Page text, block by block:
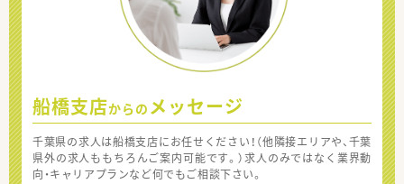
船橋支店からの メッセージ
千葉県の求人は船橋支店にお任せください！（他隣接エリアや、千葉
県外の求人ももちろんご案内可能です。）求人のみではなく業界動
向・キャリアプランなど何でもご相談下さい。